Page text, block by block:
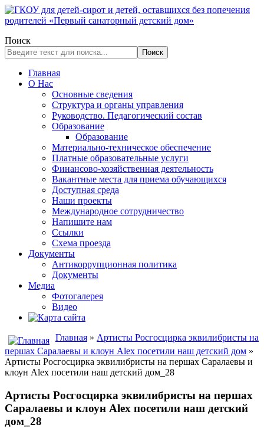
Поиск
Поиск
Главная
О Нас
Основные сведения
Структура и органы управления
Руководство. Педагогический состав
Образование
Образование
Материально-техническое обеспечение
Платные образовательные услуги
Финансово-хозяйственная деятельность
Вакантные места для приема обучающихся
Доступная среда
Наши проекты
Международное сотрудничество
Напишите нам
Ссылки
Схема проезда
Документы
Антикоррупционная политика
Документы
Медиа
Фотогалерея
Видео
Главная » Артисты Росгосцирка эквилибристы на
першах Саралаевы и клоун Alex посетили наш детский дом »
Артисты Росгосцирка эквилибристы на першах Саралаевы и
клоун Alex посетили наш детский дом_28
Артисты Росгосцирка эквилибристы на першах
Саралаевы и клоун Alex посетили наш детский
дом_28